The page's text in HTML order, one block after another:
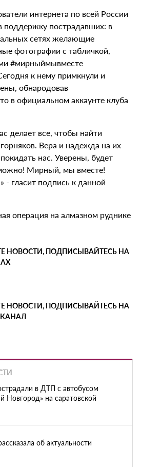
интернета по всей России
поддержку пострадавших: в
сетях желающие
фотографии с табличкой,
#мирныймывместе
к нему примкнули и
обнародовав
в официальном аккаунте клуба
делает все, чтобы найти
Вера и надежда на их
нас. Уверены, будет
Мирный, мы вместе!
гласит подпись к данной
операция на алмазном руднике
НОВОСТИ, ПОДПИСЫВАЙТЕСЬ НА
НОВОСТИ, ПОДПИСЫВАЙТЕСЬ НА
в ДТП с автобусом
Новгород» на саратовской
об актуальности